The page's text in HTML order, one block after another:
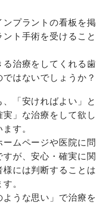
プラントの看板を掲
ト手術を受けること
る治療をしてくれる歯
はないでしょうか？
、「安ければよい」と
」な治療をして欲し
す。
ムページや医院に問
が、安心・確実に関
には判断することは
。
うな思い」で治療を